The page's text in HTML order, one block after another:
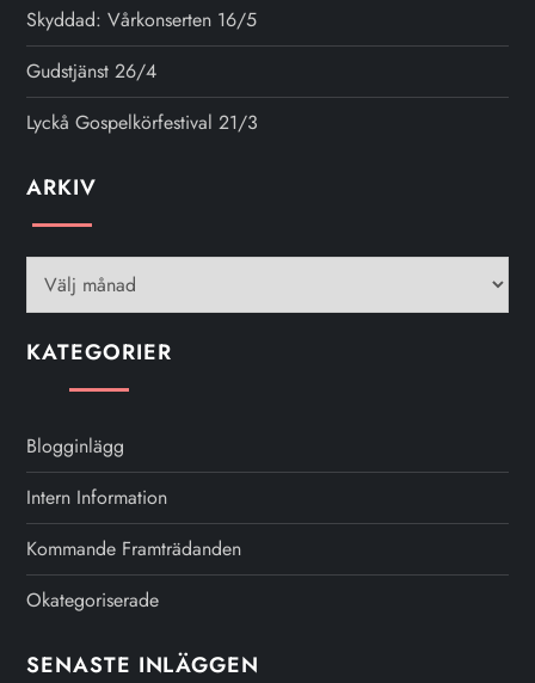
Skyddad: Vårkonserten 16/5
Gudstjänst 26/4
Lyckå Gospelkörfestival 21/3
ARKIVArkiv
KATEGORIER
Blogginlägg
Intern Information
Kommande Framträdanden
Okategoriserade
SENASTE INLÄGGEN